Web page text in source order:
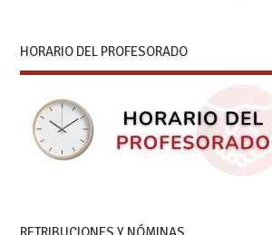
HORARIO DEL PROFESORADO